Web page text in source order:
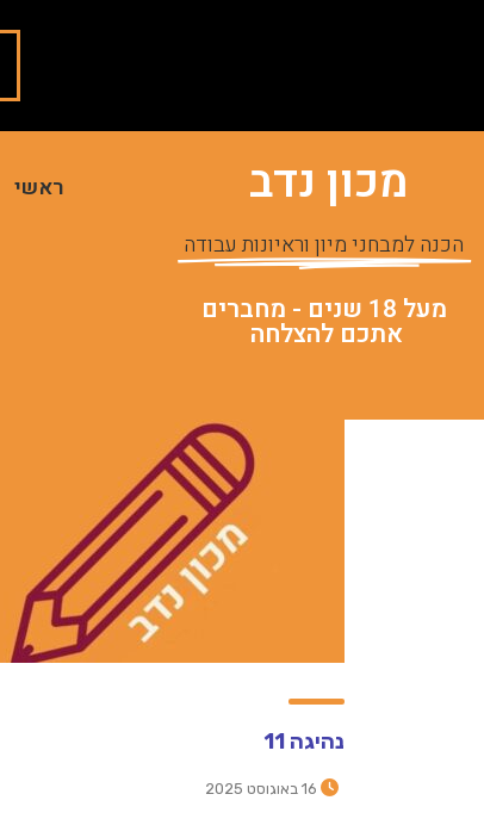
מכון נדב
הכנה למבחני מיון וראיונות עבודה
מעל 18 שנים - מחברים
אתכם להצלחה
ראשי
נהיגה 11